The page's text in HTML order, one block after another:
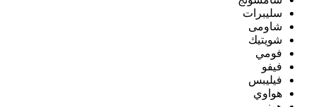
سليبرات
شاومى
شويتيك
فومي
فيفو
فيليبس
هواوي